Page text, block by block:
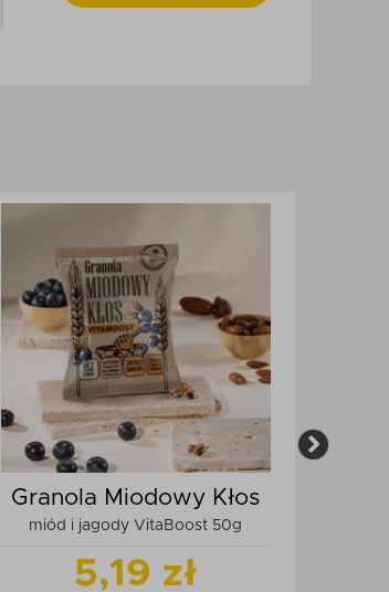
Granola Miodowy Kłos
miód i jagody VitaBoost 50g
5,19 zł